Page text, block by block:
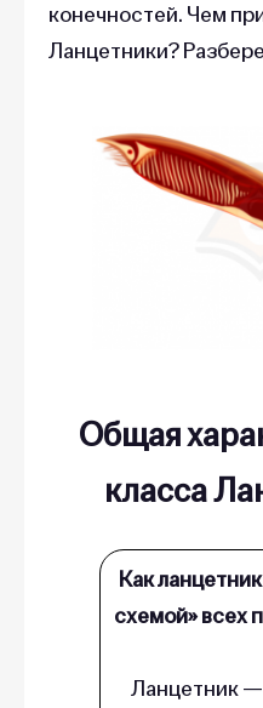
конечностей. Чем
Ланцетники?
Общая
класса
Как
схемой» всех
Ланцетник —